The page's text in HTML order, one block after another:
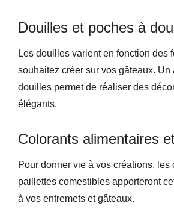
Douilles et poches à
Les douilles varient en fonction des
souhaitez créer sur vos gâteaux. Un
douilles permet de réaliser des
élégants.
Colorants alimentaires
Pour donner vie à vos créations, les
paillettes comestibles apporteront
à vos entremets et gâteaux.